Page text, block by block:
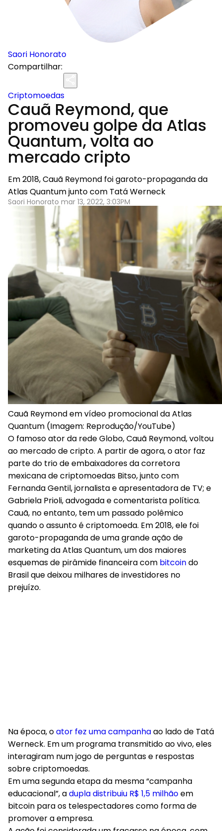
Saori Honorato
Compartilhar:
Criptomoedas
Cauã Reymond, que
promoveu golpe da Atlas
Quantum, volta ao
mercado cripto
Em 2018, Cauã Reymond foi garoto-propaganda da
Atlas Quantum junto com Tatá Werneck
Saori Honorato mar 13, 2022, 3:03PM
Cauã Reymond em vídeo promocional da Atlas
Quantum (Imagem: Reprodução/YouTube)
O famoso ator da rede Globo, Cauã Reymond, voltou
ao mercado de cripto. A partir de agora, o ator faz
parte do trio de embaixadores da corretora
mexicana de criptomoedas Bitso, junto com
Fernanda Gentil, jornalista e apresentadora de TV; e
Gabriela Prioli, advogada e comentarista política.
Cauã, no entanto, tem um passado polêmico
quando o assunto é criptomoeda. Em 2018, ele foi
garoto-propaganda de uma grande ação de
marketing da Atlas Quantum, um dos maiores
esquemas de pirâmide financeira com bitcoindo
Brasil que deixou milhares de investidores no
prejuízo.
Na época, oator fez uma campanhaao lado de Tatá
Werneck. Em um programa transmitido ao vivo, eles
interagiram num jogo de perguntas e respostas
sobre criptomoedas.
Em uma segunda etapa da mesma “campanha
educacional”, adupla distribuiu R$ 1,5 milhãoem
bitcoin para os telespectadores como forma de
promover a empresa.